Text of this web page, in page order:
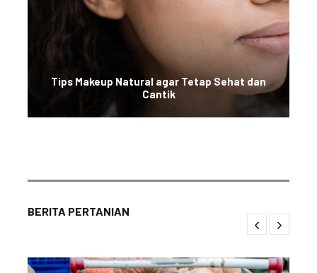
Tips Makeup Natural agar Tetap Sehat dan
Cantik
BERITA PERTANIAN